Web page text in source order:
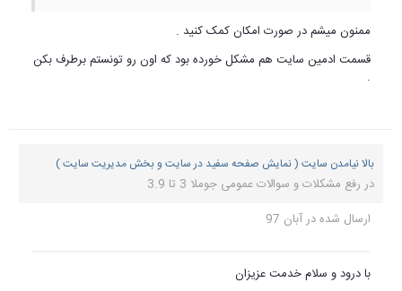
ممنون میشم در صورت امکان کمک کنید .
قسمت ادمین سایت هم مشکل خورده بود که اون رو تونستم برطرف بکن
.
بالا نیامدن سایت ( نمایش صفحه سفید در سایت و بخش مدیریت سایت )
در رفع مشکلات و سوالات عمومی جوملا 3 تا 3.9
ارسال شده درآبان 97
با درود و سلام خدمت عزیزان